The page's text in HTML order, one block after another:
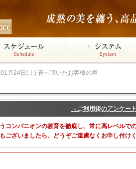
月24日(土) 蒼へ頂いたお客様の声
→ご利用後のアンケー
コンパニオンの教育を徹底し、常に高レベルで
ございましたら、どうぞご遠慮なくお申し付けく